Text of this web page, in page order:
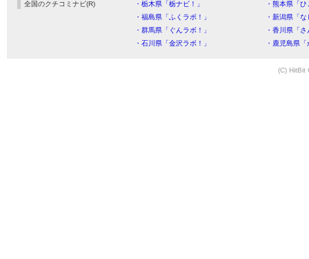
全国のクチコミナビ(R) ・栃木県「栃ナビ！」
・熊本県「
・福島県「ふくラボ！」
・新潟県「
・群馬県「ぐんラボ！」
・香川県「
・石川県「金沢ラボ！」
・鹿児島県
(C) HitBit